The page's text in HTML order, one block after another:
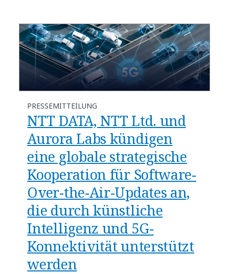
PRESSEMITTEILUNG
NTT DATA, NTT Ltd. und
Aurora Labs kündigen
eine globale strategische
Kooperation für Software-
Over-the-Air-Updates an,
die durch künstliche
Intelligenz und 5G-
Konnektivität unterstützt
werden